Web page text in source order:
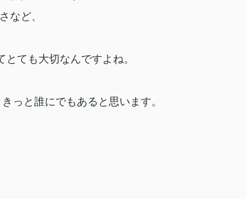
など、
ても大切なんですよね。
っと誰にでもあると思います。